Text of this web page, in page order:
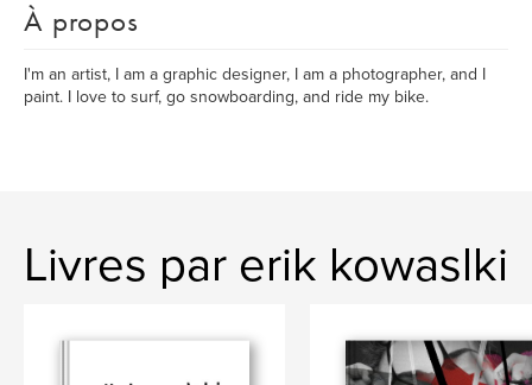
À propos
I'm an artist, I am a graphic designer, I am a photographer, and I
paint. I love to surf, go snowboarding, and ride my bike.
Livres par erik kowaslki